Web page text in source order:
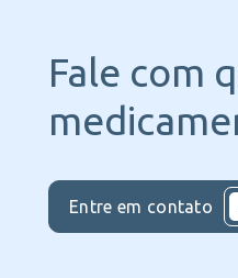
Fale com
Entre em contato